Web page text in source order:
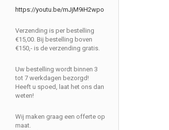
https://youtu.be/mJjM9iH2wpo
Verzending is per bestelling
€15,00. Bij bestelling boven
€150,- is de verzending gratis.
Uw bestelling wordt binnen 3
tot 7 werkdagen bezorgd!
Heeft u spoed, laat het ons dan
weten!
Wij maken graag een offerte op
maat.